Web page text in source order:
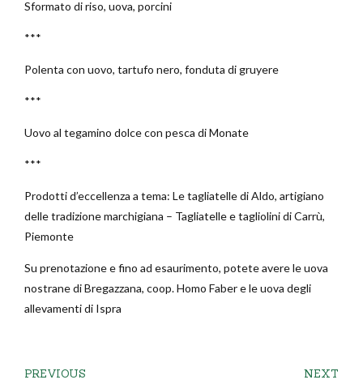
Sformato di riso, uova, porcini
***
Polenta con uovo, tartufo nero, fonduta di gruyere
***
Uovo al tegamino dolce con pesca di Monate
***
Prodotti d’eccellenza a tema: Le tagliatelle di Aldo, artigiano
delle tradizione marchigiana – Tagliatelle e tagliolini di Carrù,
Piemonte
Su prenotazione e fino ad esaurimento, potete avere le uova
nostrane di Bregazzana, coop. Homo Faber e le uova degli
allevamenti di Ispra
PREVIOUS NEXT